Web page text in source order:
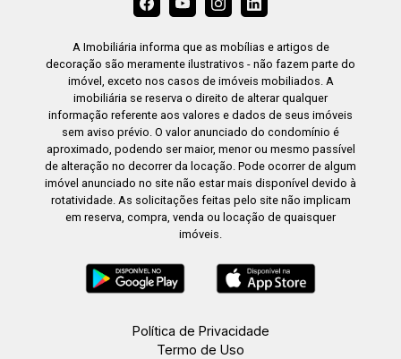
A Imobiliária informa que as mobílias e artigos de
decoração são meramente ilustrativos - não fazem parte do
imóvel, exceto nos casos de imóveis mobiliados. A
imobiliária se reserva o direito de alterar qualquer
informação referente aos valores e dados de seus imóveis
sem aviso prévio. O valor anunciado do condomínio é
aproximado, podendo ser maior, menor ou mesmo passível
de alteração no decorrer da locação. Pode ocorrer de algum
imóvel anunciado no site não estar mais disponível devido à
rotatividade. As solicitações feitas pelo site não implicam
em reserva, compra, venda ou locação de quaisquer
imóveis.
Política de Privacidade
Termo de Uso